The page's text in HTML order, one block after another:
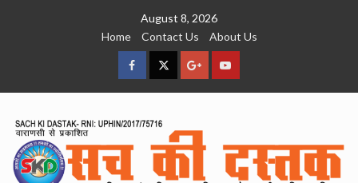
August 8, 2026
Home
Contact Us About Us
facebookTwitterGoogleYouTube